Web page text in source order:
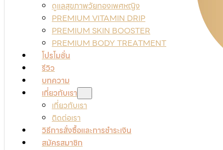
ดูแลสุขภาพวัยทองเพศหญิง
PREMIUM VITAMIN DRIP
PREMIUM SKIN BOOSTER
PREMIUM BODY TREATMENT
โปรโมชั่น
รีวิว
บทความ
เกี่ยวกับเรา
เกี่ยวกับเรา
ติดต่อเรา
วิธีการสั่งซื้อและการชำระเงิน
สมัครสมาชิก